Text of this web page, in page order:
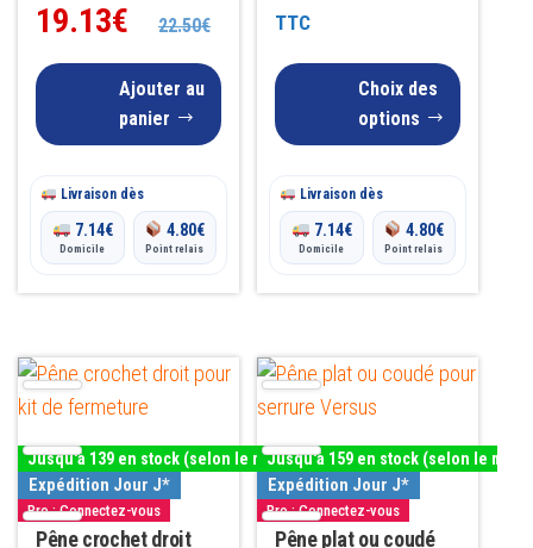
19.13€ 22.50€
Ajouter au
panier
Livraison dès
7.14€
Domicile
4.80€
Point relais
prix :
à
TTC
Choix des
options
Livraison dès
7.14€
Domicile
4.80€
Point relais
Jusqu'à 139 en stock (selon le modèle)
Expédition Jour J*
Pro : Connectez-vous
Pêne crochet droit
Ce
produit
plusieurs
variations.
Les
Jusqu'à 159 en stock (selon le
Expédition Jour J*
Pro : Connectez-vous
Pêne plat ou coudé
Ce
produit
plusieurs
variations.
Les